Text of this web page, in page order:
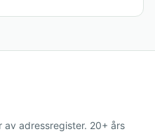
av adressregister. 20+ års